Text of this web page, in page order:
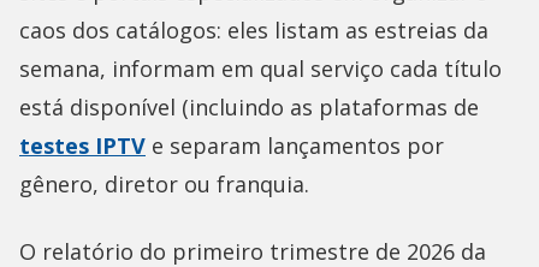
caos dos catálogos: eles listam as estreias da
semana, informam em qual serviço cada título
está disponível (incluindo as plataformas de
testes IPTV e separam lançamentos por
gênero, diretor ou franquia.
O relatório do primeiro trimestre de 2026 da